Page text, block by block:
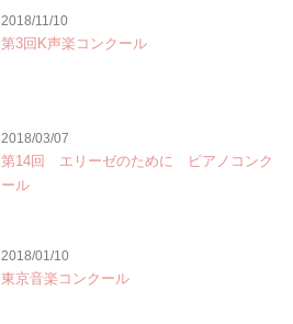
2018/11/10
第3回K声楽コンクール
2018/03/07
第14回 エリーゼのために ピアノコンク
ール
2018/01/10
東京音楽コンクール